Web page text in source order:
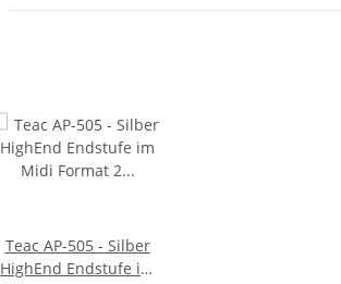
Teac AP-505 - Silber
HighEnd Endstufe im